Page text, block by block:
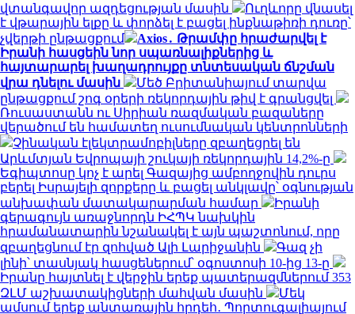
վտանգավոր ազդեցության մասին
Ուղևորը վնասել
է վթարային ելքը և փորձել է բացել ինքնաթիռի դուռը՝
չվերթի ընթացքում
Axios․ Թրամփը հրաժարվել է
Իրանի հասցեին նոր սպառնալիքներից և
հայտարարել խաղադրույքը տնտեսական ճնշման
վրա դնելու մասին
Մեծ Բրիտանիայում տարվա
ընթացքում շոգ օրերի ռեկորդային թիվ է գրանցվել
Ռուսաստանն ու Սիրիան ռազմական բազաները
վերածում են համատեղ ուսումնական կենտրոնների
Չինական էլեկտրամոբիլները զբաղեցրել են
Արևմտյան Եվրոպայի շուկայի ռեկորդային 14,2%-ը
Եգիպտոսը կոչ է արել Գազայից ամբողջովին դուրս
բերել Իսրայելի զորքերը և բացել անկլավը՝ օգնության
անխափան մատակարարման համար
Իրանի
գերագույն առաջնորդն ԻՀՊԿ նախկին
հրամանատարին նշանակել է այն պաշտոնում, որը
զբաղեցնում էր զոհված Ալի Լարիջանին
Գազ չի
լինի՝ տասնյակ հասցեներում՝ օգոստոսի 10-ից 13-ը
Իրանը հայտնել է վերջին երեք պատերազմներում 353
ԶԼՄ աշխատակիցների մահվան մասին
Մեկ
ամսում երեք անտառային հրդեհ․ Պորտուգալիայում